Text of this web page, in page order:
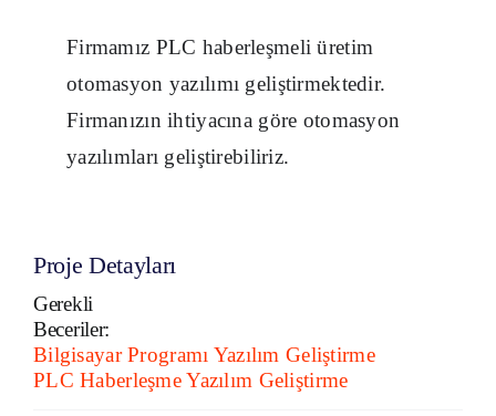
Firmamız PLC haberleşmeli üretim
otomasyon yazılımı geliştirmektedir.
Firmanızın ihtiyacına göre otomasyon
yazılımları geliştirebiliriz.
Proje Detayları
Gerekli
Beceriler:
Bilgisayar Programı Yazılım Geliştirme
PLC Haberleşme Yazılım Geliştirme